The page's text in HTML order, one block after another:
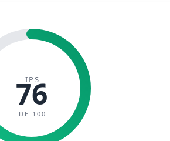
IPS
76
DE 100